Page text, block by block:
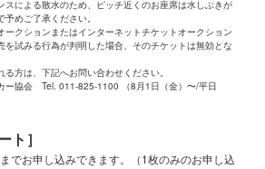
スによる散水のため、ピッチ近くのお座席は水しぶきが
めご了承ください。
ークションまたはインターネットチケットオークション
を試みる行為が判明した場合、そのチケットは無効とな
方は、下記へお問い合わせください。
ー協会 Tel. 011-825-1100 （8月1日（金）〜/平日
ト］
でお申し込みできます。（1枚のみのお申し込